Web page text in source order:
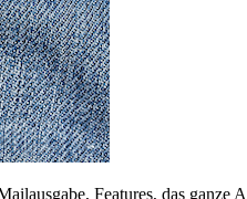
Features, das ganze